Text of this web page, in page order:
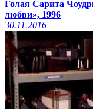
Голая Сарита
любви», 1996
30.11.2016